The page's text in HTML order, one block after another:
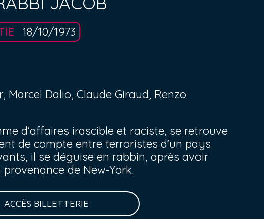
18/10/1973
Marcel Dalio, Claude Giraud, Renzo
d’affaires irascible et raciste, se retrouve
de compte entre terroristes d’un pays
il se déguise en rabbin, après avoir
de New‐York.
ACCÈS BILLETTERIE